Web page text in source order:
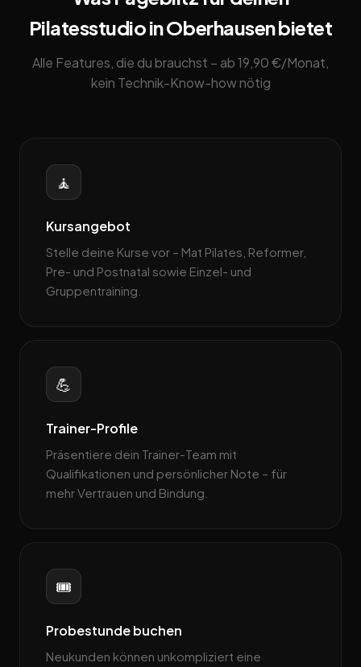
Pilatesstudio in Oberhausen bietet
Alle Features, die du brauchst – ab 19,90 €/Monat,
kein Technik-Know-how nötig
🧘
Kursangebot
Stelle deine Kurse vor – Mat Pilates, Reformer,
Pre- und Postnatal sowie Einzel- und
Gruppentraining.
💪
Trainer-Profile
Präsentiere dein Trainer-Team mit
Qualifikationen und persönlicher Note – für
mehr Vertrauen und Bindung.
🎟️
Probestunde buchen
Neukunden können unkompliziert eine